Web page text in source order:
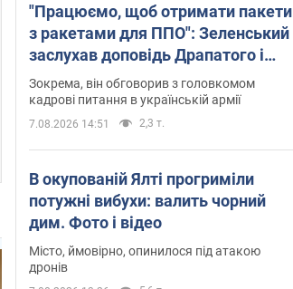
"Працюємо, щоб отримати пакети
з ракетами для ППО": Зеленський
заслухав доповідь Драпатого і
анонсував нові кроки
Зокрема, він обговорив з головкомом
кадрові питання в українській армії
7.08.2026 14:51 2,3 т.
В окупованій Ялті прогриміли
потужні вибухи: валить чорний
дим. Фото і відео
Місто, ймовірно, опинилося під атакою
дронів